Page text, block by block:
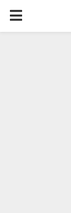
P